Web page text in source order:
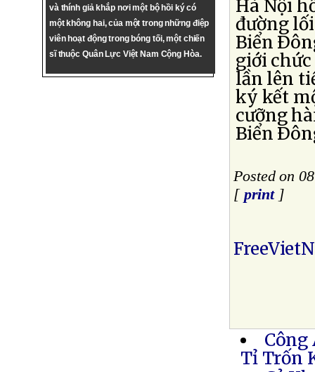
và thính giả khắp nơi một bộ hồi ký có
một không hai, của một trong những điệp
viên hoạt động trong bóng tối, một chiến
sĩ thuộc Quân Lực Việt Nam Cộng Hòa.
Hà Nội
đường
Biển
giới
lần lên
ký kết
cưỡng
Biển
Posted on
[ print]
Công
Tỉ Trốn